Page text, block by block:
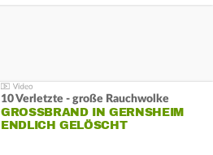
10 Verletzte - große Rauchwolke
GROSSBRAND IN GERNSHEIM E
NDLICH GELÖSCHT